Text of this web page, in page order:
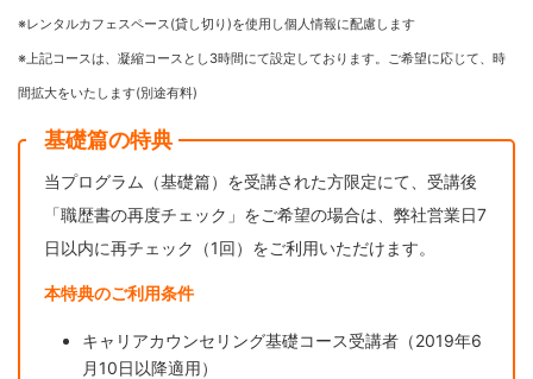
※レンタルカフェスペース(貸し切り)を使用し個人情報に配慮します
※上記コースは、凝縮コースとし3時間にて設定しております。ご希望に応じて、時
間拡大をいたします(別途有料)
基礎篇の特典
当プログラム（基礎篇）を受講された方限定にて、受講後
「職歴書の再度チェック」をご希望の場合は、弊社営業日7
日以内に再チェック（1回）をご利用いただけます。
本特典のご利用条件
キャリアカウンセリング基礎コース受講者（2019年6
月10日以降適用）